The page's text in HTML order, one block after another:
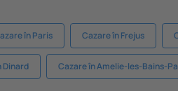
în Paris Cazare în Frejus
Dinard Cazare în Amelie-les-Bains-